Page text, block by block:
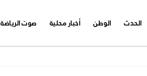
الحدث الوطن أخبار محلية صوت الرياضة